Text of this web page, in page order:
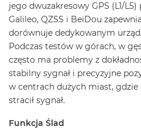
M
a
c
B
o
o
k
A
i
r
T
jego dwuzakresowy GPS (L1/
Galileo, QZSS i BeiDou
dorównuje dedykowanym
Podczas testów w górach, w
często ma problemy z
stabilny sygnał i precyzyjne
w centrach dużych miast, gdzie
stracił sygnał.
Funkcja Ślad